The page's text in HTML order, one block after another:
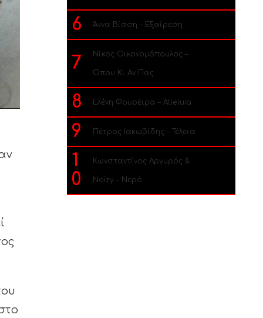
6 Άννα Βίσση – Εξαίρεση
7 Νίκος Οικονομόπουλος –
Όπου Κι Αν Πας
8 Ελένη Φουρέιρα – Alleluia
9 Πέτρος Ιακωβίδης – Τέλεια
1
0
Κωνσταντίνος Αργυρός &
Noizy – Νερό